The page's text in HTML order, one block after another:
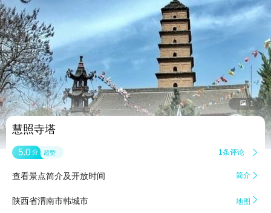
 1
慧照寺塔
5.0 分 超赞 1条评论 
查看景点简介及开放时间 简介 
陕西省渭南市韩城市 地图 
